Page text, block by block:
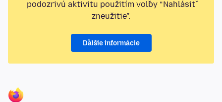
podozrivú aktivitu použitím voľby “Nahlásiť
zneužitie”.
Ďalšie informácie